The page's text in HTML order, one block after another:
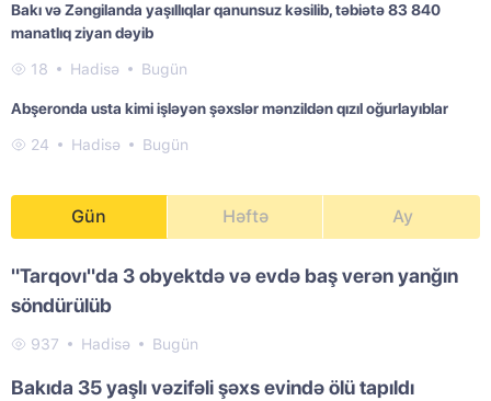
Bakı və Zəngilanda yaşıllıqlar qanunsuz kəsilib, təbiətə 83 840
manatlıq ziyan dəyib
18 Hadisə Bugün
Abşeronda usta kimi işləyən şəxslər mənzildən qızıl oğurlayıblar
24 Hadisə Bugün
Gün Həftə Ay
"Tarqovı"da 3 obyektdə və evdə baş verən yanğın
söndürülüb
937 Hadisə Bugün
Bakıda 35 yaşlı vəzifəli şəxs evində ölü tapıldı